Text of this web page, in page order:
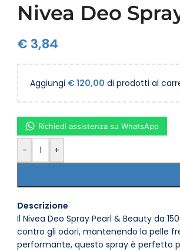
Nivea Deo
€ 3,84
Aggiungi €120,00 di prodotti al
- +
Richiedi assistenza su WhatsApp
Descrizione
Il Nivea Deo Spray Pearl & Beauty da
contro gli odori, mantenendo la pelle
performante, questo spray è perfetto